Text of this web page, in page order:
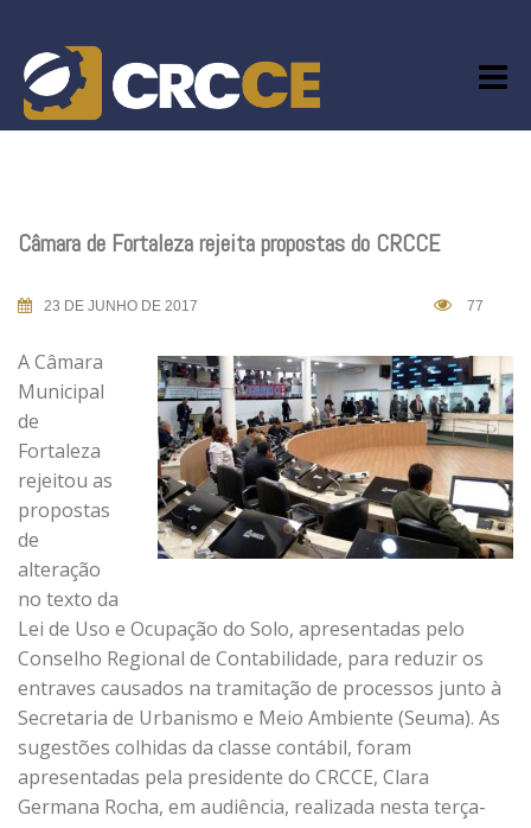
content
Câmara de Fortaleza rejeita propostas do CRCCE
23 DE JUNHO DE 2017 77
A Câmara
Municipal
de
Fortaleza
rejeitou as
propostas
de
alteração
no texto da
Lei de Uso e Ocupação do Solo, apresentadas pelo
Conselho Regional de Contabilidade, para reduzir os
entraves causados na tramitação de processos junto à
Secretaria de Urbanismo e Meio Ambiente (Seuma). As
sugestões colhidas da classe contábil, foram
apresentadas pela presidente do CRCCE, Clara
Germana Rocha, em audiência, realizada nesta terça-